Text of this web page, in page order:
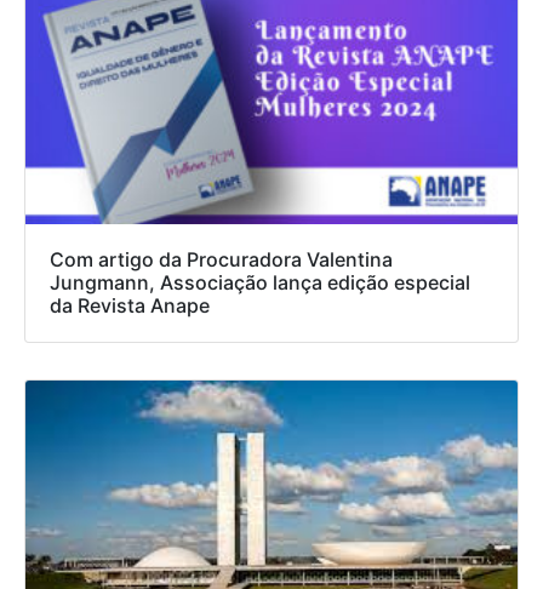
Com artigo da Procuradora Valentina
Jungmann, Associação lança edição especial
da Revista Anape